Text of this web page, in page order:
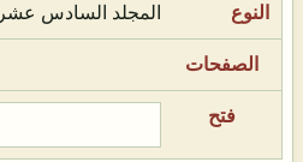
المجلد السادس عشر